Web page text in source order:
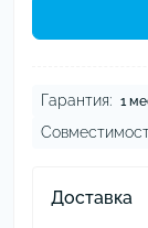
Гарантия: 1
Доставка